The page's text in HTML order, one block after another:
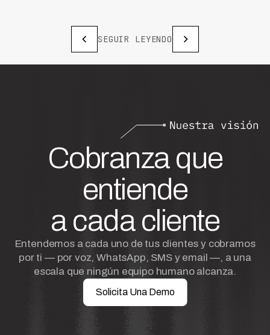
SEGUIR LEYENDO
Cobranza que
entiende
a cada cliente
Entendemos a cada uno de tus clientes y cobramos
por ti — por voz, WhatsApp, SMS y email —, a una
escala que ningún equipo humano alcanza.
Solicita Una Demo